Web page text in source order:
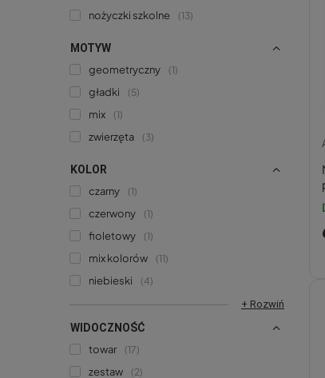
nożyczki szkolne 13
MOTYW
geometryczny
1
gładki 5
mix 1
zwierzęta 3
KOLOR
czarny
1
czerwony 1
fioletowy 1
mix kolorów 11
niebieski
4
+ Rozwiń
WIDOCZNOŚĆ
towar
17
zestaw 2